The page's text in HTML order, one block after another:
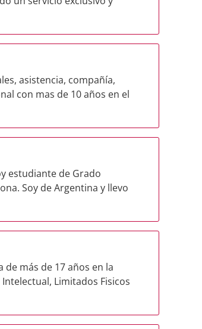
asistencia, compañía,
con mas de 10 años en el
estudiante de Grado
Soy de Argentina y llevo
de más de 17 años en la
Limitados Fisicos